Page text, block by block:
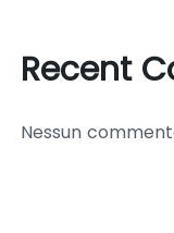
Recent
Nessun